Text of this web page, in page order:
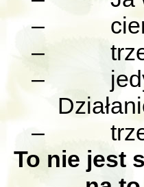
–
–
–
–
To nie jest